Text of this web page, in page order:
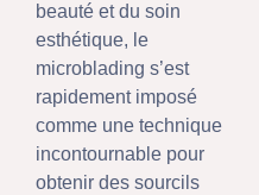
beauté et du soin
esthétique, le
microblading s’est
rapidement imposé
comme une technique
incontournable pour
obtenir des sourcils